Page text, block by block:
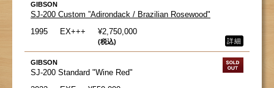
GIBSON
SJ-200 Custom ”Adirondack / Brazilian Rosewood"
1995
EX+++ ¥2,750,000
(税込) 詳細
GIBSON
SJ-200 Standard "Wine Red"